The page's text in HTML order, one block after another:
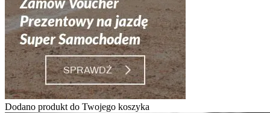
Dodano produkt do Twojego koszyka